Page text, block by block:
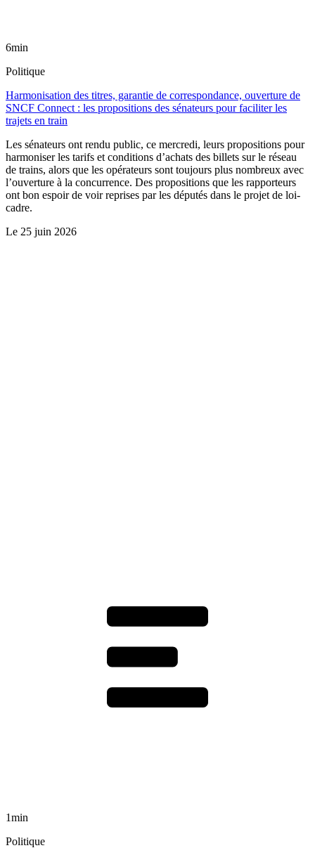
6min
Politique
Harmonisation des titres, garantie de correspondance, ouverture de
SNCF Connect : les propositions des sénateurs pour faciliter les
trajets en train
Les sénateurs ont rendu public, ce mercredi, leurs propositions pour
harmoniser les tarifs et conditions d’achats des billets sur le réseau
de trains, alors que les opérateurs sont toujours plus nombreux avec
l’ouverture à la concurrence. Des propositions que les rapporteurs
ont bon espoir de voir reprises par les députés dans le projet de loi-
cadre.
Le 25 juin 2026
1min
Politique